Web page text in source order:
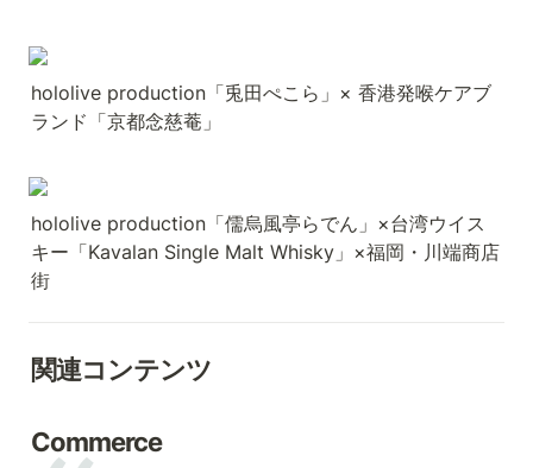
hololive production「兎田ぺこら」× 香港発喉ケアブ
ランド「京都念慈菴」
hololive production「儒烏風亭らでん」×台湾ウイス
キー「Kavalan Single Malt Whisky」×福岡・川端商店
街
関連コンテンツ
Commerce